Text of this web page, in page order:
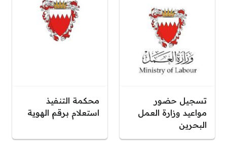
تسجيل حضور
مواعيد وزارة العمل
البحرين
محكمة التنفيذ
استعلام برقم الهوية